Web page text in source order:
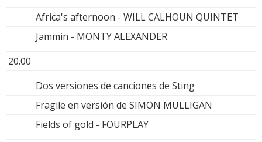
Africa's afternoon - WILL CALHOUN QUINTET
Jammin - MONTY ALEXANDER
20.00
Dos versiones de canciones de Sting
Fragile en versión de SIMON MULLIGAN
Fields of gold - FOURPLAY